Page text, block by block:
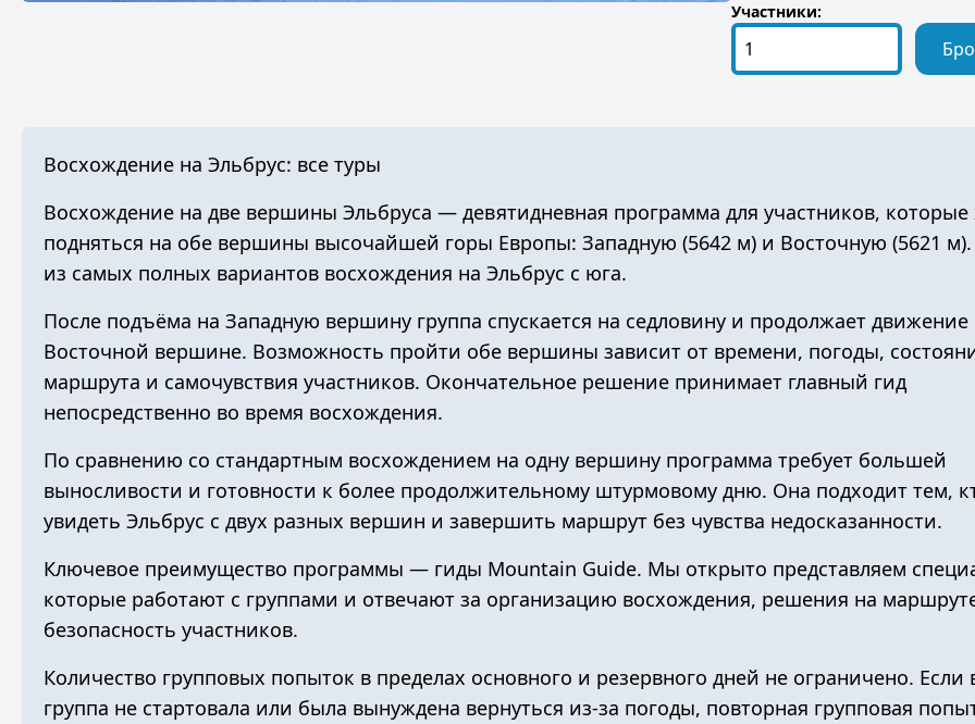
Участники:
Восхождение на Эльбрус: все туры
Восхождение на две вершины Эльбруса — девятидневная программа для участников, которые
подняться на обе вершины высочайшей горы Европы: Западную (5642 м) и Восточную (5621
из самых полных вариантов восхождения на Эльбрус с юга.
После подъёма на Западную вершину группа спускается на седловину и продолжает движение
Восточной вершине. Возможность пройти обе вершины зависит от времени, погоды,
маршрута и самочувствия участников. Окончательное решение принимает главный гид
непосредственно во время восхождения.
По сравнению со стандартным восхождением на одну вершину программа требует большей
выносливости и готовности к более продолжительному штурмовому дню. Она подходит тем,
увидеть Эльбрус с двух разных вершин и завершить маршрут без чувства недосказанности.
Ключевое преимущество программы — гиды Mountain Guide. Мы открыто представляем
которые работают с группами и отвечают за организацию восхождения, решения на
безопасность участников.
Количество групповых попыток в пределах основного и резервного дней не ограничено. Если
группа не стартовала или была вынуждена вернуться из-за погоды, повторная групповая